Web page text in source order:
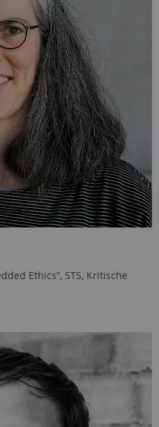
Ethics”, STS, Kritische